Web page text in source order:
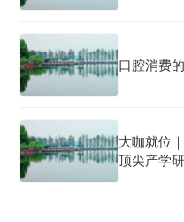
口腔消费
大咖就位
顶尖产学